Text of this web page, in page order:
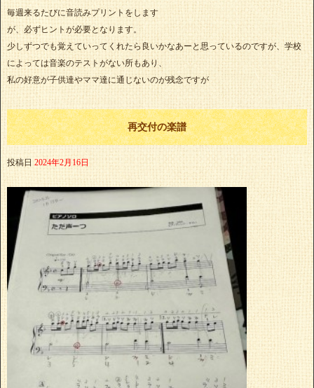
毎週来るたびに音読みプリントをします
が、必ずヒントが必要となります。
少しずつでも覚えていってくれたら良いかなあーと思っているのですが、学校
によっては音楽のテストがない所もあり、
私の好意が子供達やママ達に通じないのが残念ですが
再交付の楽譜
投稿日 2024年2月16日